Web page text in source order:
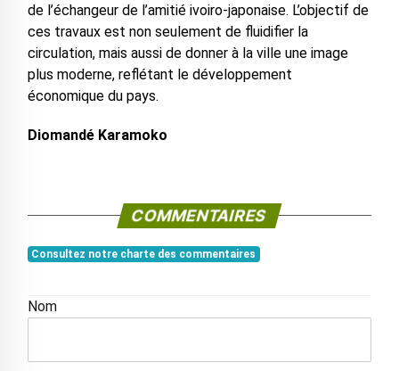
de l’échangeur de l’amitié ivoiro-japonaise. L’objectif de
ces travaux est non seulement de fluidifier la
circulation, mais aussi de donner à la ville une image
plus moderne, reflétant le développement
économique du pays.
Diomandé Karamoko
COMMENTAIRES
Consultez notre charte des commentaires
Nom